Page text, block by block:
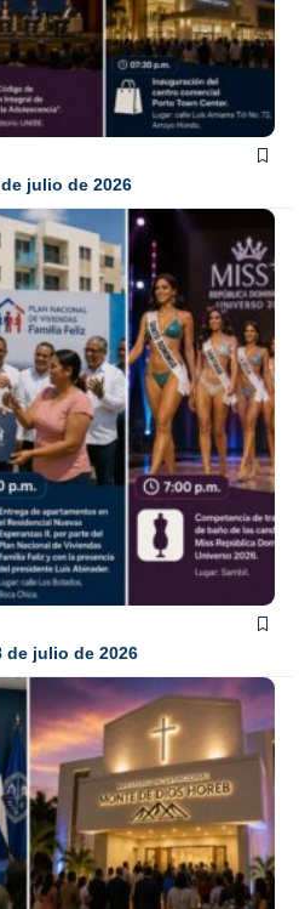
julio de 2026
de julio de 2026